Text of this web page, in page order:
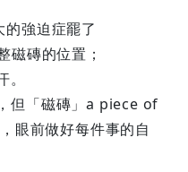
的強迫症罷了
磁磚的位置；
但「磁磚」a piece of
眼前做好每件事的自